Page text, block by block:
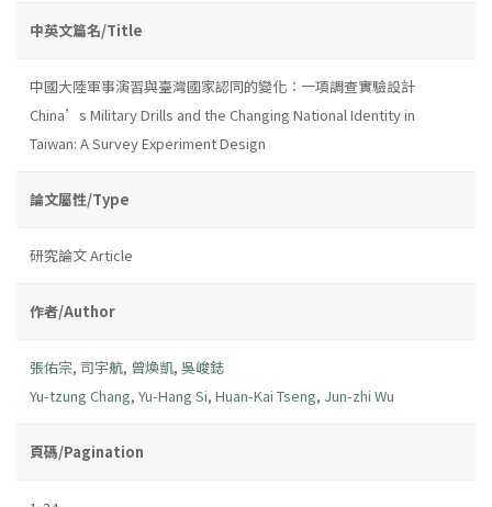
中英文篇名/Title
中國大陸軍事演習與臺灣國家認同的變化：一項調查實驗設計
China’s Military Drills and the Changing National Identity in
Taiwan: A Survey Experiment Design
論文屬性/Type
研究論文 Article
作者/Author
張佑宗, 司宇航, 曾煥凱, 吳峻鋕
Yu-tzung Chang, Yu-Hang Si, Huan-Kai Tseng, Jun-zhi Wu
頁碼/Pagination